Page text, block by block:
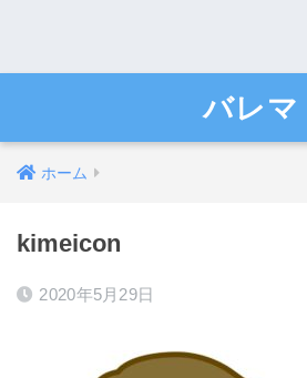
バレマ
ホーム
kimeicon
2020年5月29日